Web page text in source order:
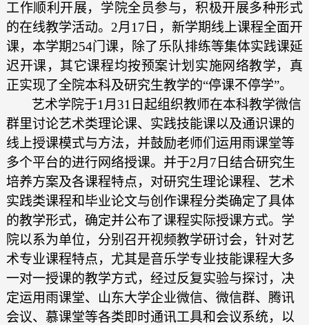
工作顺利开展，学院全员参与，积极开展多种形式
的在线教学活动。2月17日，新学期线上课程全面开
课，本学期254门课，除了乐队排练等集体实践课延
迟开课，其它课程均按预案计划实施网络教学，真
正实现了全院本科及研究生教学的“停课不停学”。
艺术学院于1月31日起组织教师在本科教学微信
群里讨论艺术类理论课、实践技能课以及通识课的
线上授课模式与方法，并鼓励老师们运用雨课堂等
多个平台的进行网络授课。并于2月7日结合研究生
培养方案及各课程特点，对研究生理论课程、艺术
实践类课程和毕业论文与创作课程分类确定了具体
的教学形式，确定并公布了课程实际授课方式。学
院以系为单位，分别召开视频教学研讨会，针对艺
术专业课程特点，尤其是音乐学专业技能课程大多
一对一授课的教学方式，经过反复实验与探讨，决
定运用雨课堂、山东大学企业微信、微信群、腾讯
会议、慕课堂等各类即时通讯工具和会议系统，以